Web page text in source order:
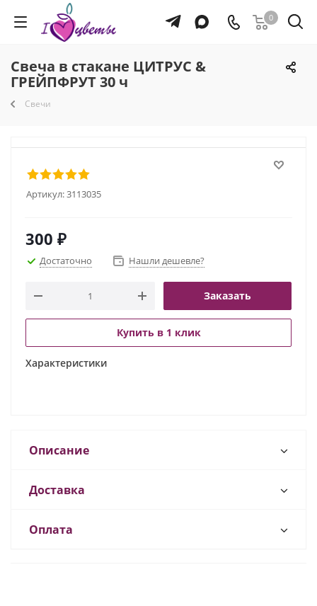
0
Свеча в стакане ЦИТРУС &
ГРЕЙПФРУТ 30 ч
Свечи
Артикул:3113035
300 ₽
Достаточно Нашли дешевле?
Заказать
Купить в 1 клик
Характеристики
Описание
Доставка
Оплата